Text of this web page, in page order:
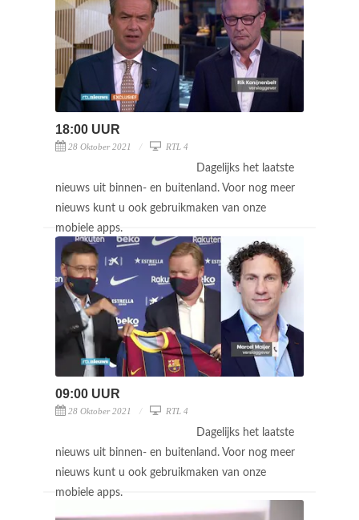
18:00 UUR
28 Oktober 2021 RTL 4
Dagelijks het laatste
nieuws uit binnen- en buitenland. Voor nog meer
nieuws kunt u ook gebruikmaken van onze
mobiele apps.
09:00 UUR
28 Oktober 2021 RTL 4
Dagelijks het laatste
nieuws uit binnen- en buitenland. Voor nog meer
nieuws kunt u ook gebruikmaken van onze
mobiele apps.